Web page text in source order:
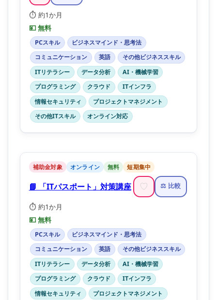
⏱️ 約1か月
💴 無料
PCスキル
ビジネスマインド・思考法
コミュニケーション
英語
その他ビジネススキル
ITリテラシー
データ分析
AI・機械学習
プログラミング
クラウド
ITインフラ
情報セキュリティ
プロジェクトマネジメント
その他ITスキル
オンライン対応
補助金対象 オンライン 無料 短期集中
📘 「ITパスポート」対策講座 ♡ ⚖️ 比較
⏱️ 約1か月
💴 無料
PCスキル
ビジネスマインド・思考法
コミュニケーション
英語
その他ビジネススキル
ITリテラシー
データ分析
AI・機械学習
プログラミング
クラウド
ITインフラ
情報セキュリティ
プロジェクトマネジメント